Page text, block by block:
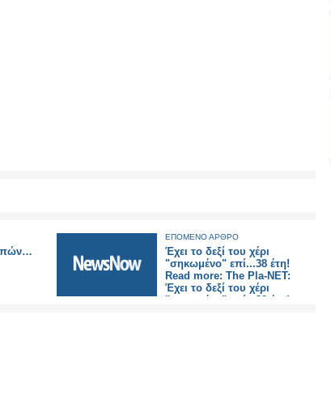
ΕΠΟΜΕΝΟ ΑΡΘΡΟ
Έχει το δεξί του χέρι
"σηκωμένο" επί...38 έτη!
Read more: The Pla-NET:
Έχει το δεξί του χέρι
"σηκωμένο" επί...38 έτη!